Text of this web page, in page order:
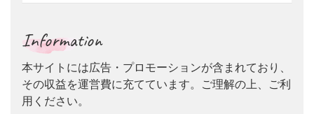
Information
本サイトには広告・プロモーションが含まれており、
その収益を運営費に充てています。ご理解の上、ご利
用ください。